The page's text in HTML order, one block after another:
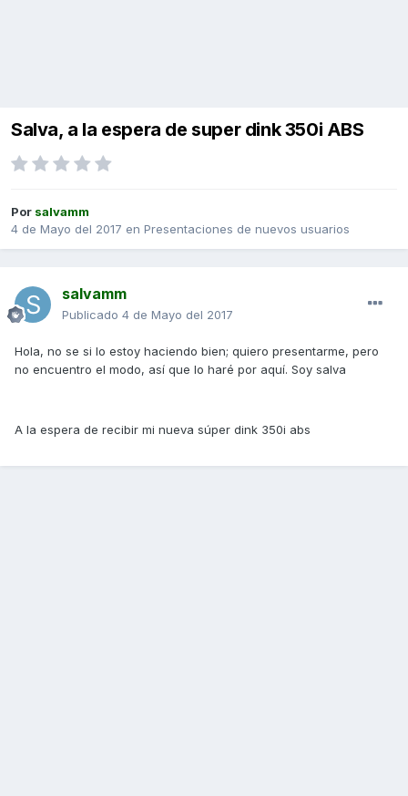
Salva, a la espera de super dink 350i ABS
Por salvamm
4 de Mayo del 2017 en Presentaciones de nuevos usuarios
salvamm
Publicado 4 de Mayo del 2017
Hola, no se si lo estoy haciendo bien; quiero presentarme, pero
no encuentro el modo, así que lo haré por aquí. Soy salva
A la espera de recibir mi nueva súper dink 350i abs